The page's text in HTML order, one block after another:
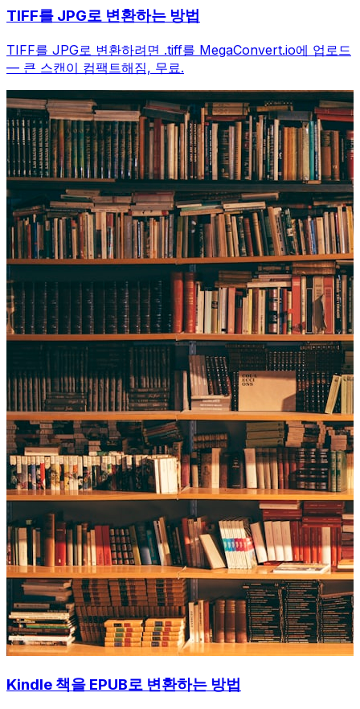
TIFF를 JPG로 변환하는 방법
TIFF를 JPG로 변환하려면 .tiff를 MegaConvert.io에 업로드
— 큰 스캔이 컴팩트해짐, 무료.
Kindle 책을 EPUB로 변환하는 방법